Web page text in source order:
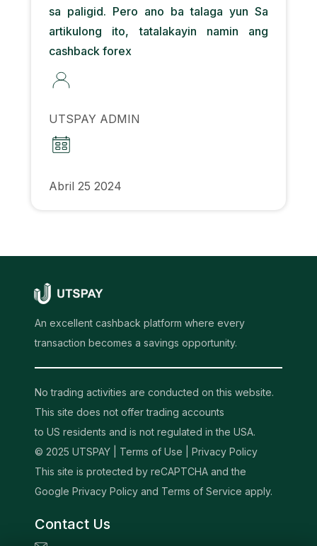
sa paligid. Pero ano ba talaga yun Sa
artikulong ito, tatalakayin namin ang
cashback forex
UTSPAY ADMIN
Abril 25 2024
An excellent cashback platform where every
transaction becomes a savings opportunity.
No trading activities are conducted on this website.
This site does not offer trading accounts
to US residents and is not regulated in the USA.
© 2025 UTSPAY | Terms of Use
Privacy Policy
This site is protected by reCAPTCHA and the
Google Privacy Policy and Terms of Service apply.
Contact Us